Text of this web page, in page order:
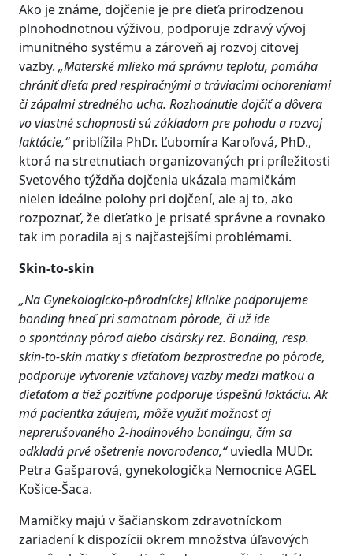
Ako je známe, dojčenie je pre dieťa prirodzenou
plnohodnotnou výživou, podporuje zdravý vývoj
imunitného systému a zároveň aj rozvoj citovej
väzby. „Materské mlieko má správnu teplotu, pomáha
chrániť dieťa pred respiračnými a tráviacimi ochoreniami
či zápalmi stredného ucha. Rozhodnutie dojčiť a dôvera
vo vlastné schopnosti sú základom pre pohodu a rozvoj
laktácie,“priblížila PhDr. Ľubomíra Karoľová, PhD.,
ktorá na stretnutiach organizovaných pri príležitosti
Svetového týždňa dojčenia ukázala mamičkám
nielen ideálne polohy pri dojčení, ale aj to, ako
rozpoznať, že dieťatko je prisaté správne a rovnako
tak im poradila aj s najčastejšími problémami.
Skin-to-skin
„Na Gynekologicko-pôrodníckej klinike podporujeme
bonding hneď pri samotnom pôrode, či už ide
o spontánny pôrod alebo cisársky rez. Bonding, resp.
skin-to-skin matky s dieťaťom bezprostredne po pôrode,
podporuje vytvorenie vzťahovej väzby medzi matkou a
dieťaťom a tiež pozitívne podporuje úspešnú laktáciu. Ak
má pacientka záujem, môže využiť možnosť aj
neprerušovaného 2-hodinového bondingu, čím sa
odkladá prvé ošetrenie novorodenca,“uviedla MUDr.
Petra Gašparová, gynekologička Nemocnice AGEL
Košice-Šaca.
Mamičky majú v šačianskom zdravotníckom
zariadení k dispozícii okrem množstva úľavových